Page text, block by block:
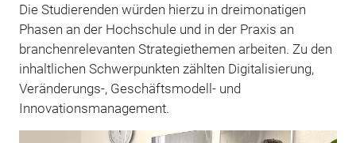
Die Studierenden würden hierzu in dreimonatigen
Phasen an der Hochschule und in der Praxis an
branchenrelevanten Strategiethemen arbeiten. Zu den
inhaltlichen Schwerpunkten zählten Digitalisierung,
Veränderungs-, Geschäftsmodell- und
Innovationsmanagement.